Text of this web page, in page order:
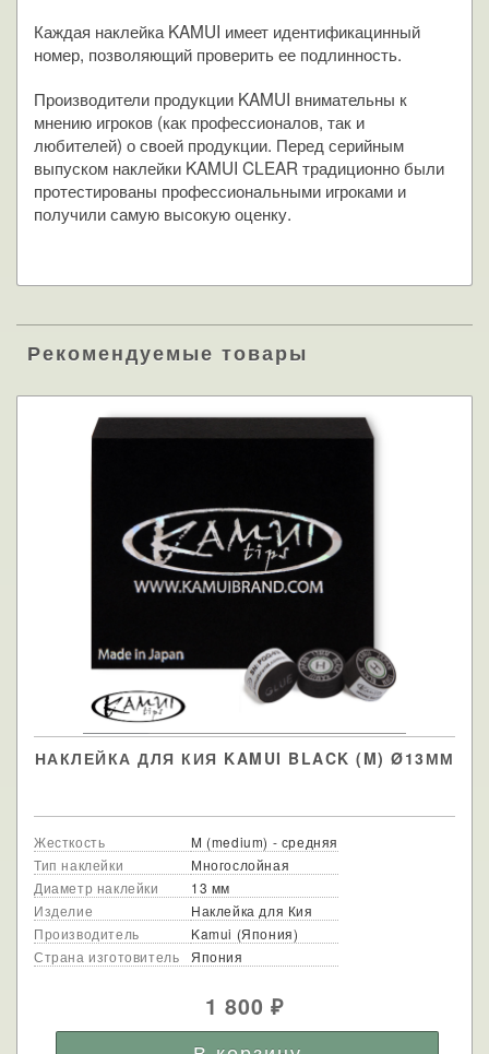
Каждая наклейка KAMUI имеет идентификацинный
номер, позволяющий проверить ее подлинность.
Производители продукции KAMUI внимательны к
мнению игроков (как профессионалов, так и
любителей) о своей продукции. Перед серийным
выпуском наклейки KAMUI CLEAR традиционно были
протестированы профессиональными игроками и
получили самую высокую оценку.
Рекомендуемые товары
НАКЛЕЙКА ДЛЯ КИЯ KAMUI BLACK (M) Ø13ММ
Жесткость
M (medium) - средняя
Тип наклейки
Многослойная
Диаметр наклейки
13 мм
Изделие
Наклейка для Кия
Производитель
Kamui (Япония)
Страна изготовитель
Япония
1 800₽